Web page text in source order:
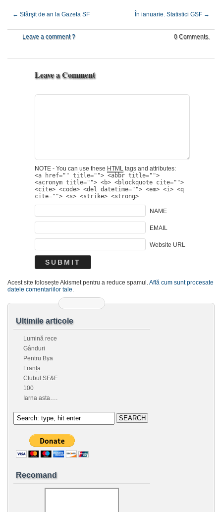
← Sfârşit de an la Gazeta SF În ianuarie. Statistici GSF →
Leave a comment ? 0 Comments.
Leave a Comment
NOTE - You can use these HTML tags and attributes:
<a href="" title=""> <abbr title="">
<acronym title=""> <b> <blockquote cite="">
<cite> <code> <del datetime=""> <em> <i> <q
cite=""> <s> <strike> <strong>
NAME
EMAIL
Website URL
Acest site folosește Akismet pentru a reduce spamul.Află cum sunt procesate
datele comentariilor tale.
Ultimile articole
Lumină rece
Gânduri
Pentru Bya
Franța
Clubul SF&F
100
Iarna asta….
Recomand